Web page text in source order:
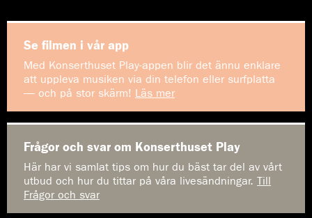
Se filmen i vår app
Med Konserthuset Play-appen blir det ännu enklare
att uppleva musiken via din telefon eller surfplatta
— och på stor skärm! Läs mer
Frågor och svar om Konserthuset Play
Här har vi samlat tips om hur du bäst tar del av vårt
utbud och hur du tittar på våra livesändningar. Till
Frågor och svar